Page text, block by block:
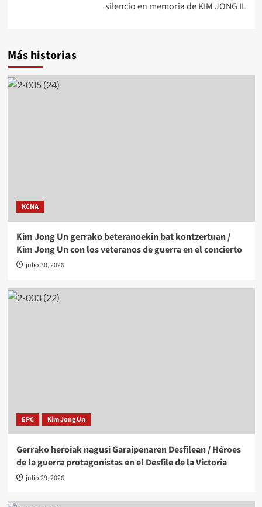
silencio en memoria de KIM JONG IL
Más historias
KCNA
Kim Jong Un gerrako beteranoekin bat kontzertuan /
Kim Jong Un con los veteranos de guerra en el concierto
julio 30, 2026
EPC Kim Jong Un
Gerrako heroiak nagusi Garaipenaren Desfilean / Héroes
de la guerra protagonistas en el Desfile de la Victoria
julio 29, 2026